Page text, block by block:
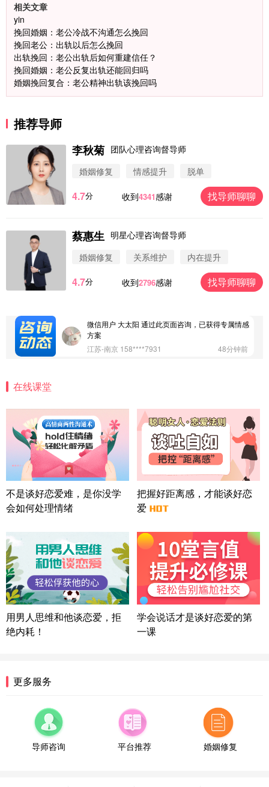
相关文章
yin
挽回婚姻：老公冷战不沟通怎么挽回
挽回老公：出轨以后怎么挽回
出轨挽回：老公出轨后如何重建信任？
挽回婚姻：老公反复出轨还能回归吗
婚姻挽回复合：老公精神出轨该挽回吗
推荐导师
李秋菊 团队心理咨询督导师
婚姻修复
情感提升 脱单
4.7分 收到4341感谢 找导师聊聊
蔡惠生 明星心理咨询督导师
婚姻修复
关系维护 内在提升
4.7分 收到2796感谢 找导师聊聊
微信用户 圆圈 通过此页面咨询，已获得专属情感方
案
微信用户 Vnno 通过此页面咨询，已获得专属情感方
微信用户 大太阳 通过此页面咨询，已获得专属情感
方案
江苏-南京 158****7931
48分钟前
情感方案
北京-朝阳 151****3189
22分钟前
微信用户 巧?媚儿 通过此页面咨询，已获得专属情感
方案
上海-浦东 177****9074
56分钟前
微信用户 Liberty 通过此页面咨询，已获得专属情感
方案
广东-广州 188****5632
湖北-武汉 135****7410
41分钟前
微信用户 困困魚? 通过此页面咨询，已获得专属情感
方案
陕西-西安 139****6283
3分钟前
情感方案
浙江-宁波 150****8921
福建-厦门 159****4462
53分钟前
微信用户 凌乱小羊 通过此页面咨询，已获得专属情
在线课堂
不是谈好恋爱难，是你没学
会如何处理情绪
把握好距离感，才能谈好恋
爱
用男人思维和他谈恋爱，拒
绝内耗！
学会说话才是谈好恋爱的第
一课
更多服务
导师咨询 平台推荐 婚姻修复